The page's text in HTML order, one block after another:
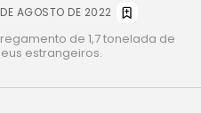
AGOSTO DE 2022
de 1,7 tonelada de
estrangeiros.